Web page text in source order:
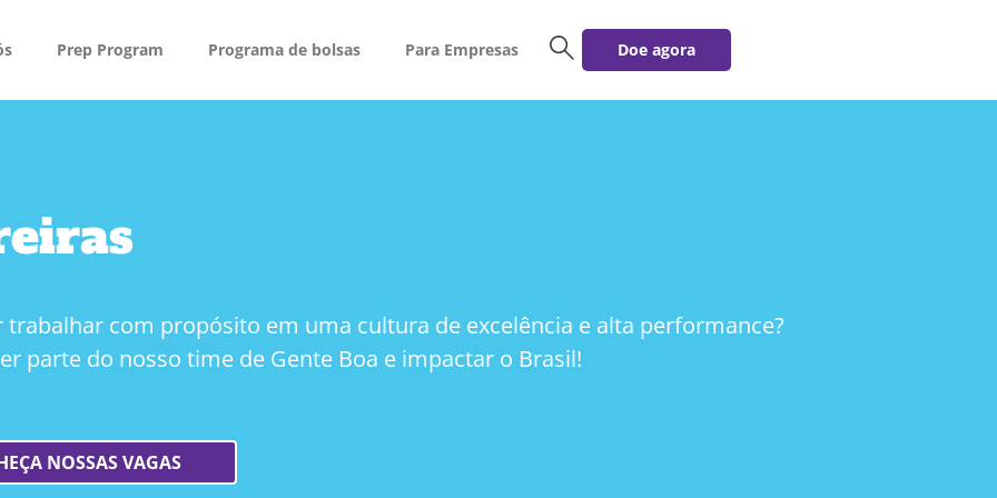
Prep Program Programa de bolsas Para Empresas
buscar
Doe agora
trabalhar com propósito em uma cultura de excelência e alta performance?
parte do nosso time de Gente Boa e impactar o Brasil!
NOSSAS VAGAS